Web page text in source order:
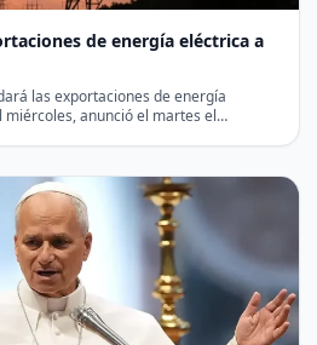
de energía eléctrica a
las exportaciones de energía
miércoles, anunció el martes el…